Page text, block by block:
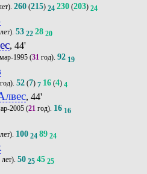
260 (215) 24 230 (203) 24
лет).53 22 28 20
, 44'
1995(31год). 92 19
год).52 (7) 7 16 (4) 4
, 44'
2005(21год). 16 16
лет). 100 24 89 24
лет).50 25 45 25